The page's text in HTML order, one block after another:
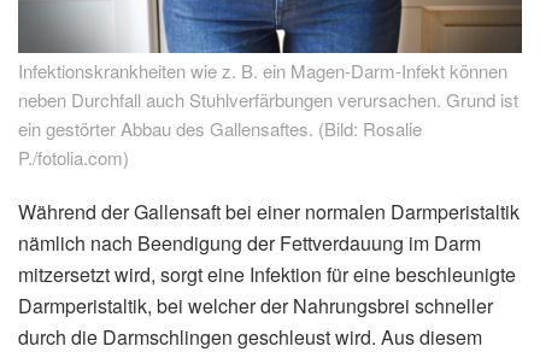
Infektionskrankheiten wie z. B. ein Magen-Darm-Infekt können
neben Durchfall auch Stuhlverfärbungen verursachen. Grund ist
ein gestörter Abbau des Gallensaftes. (Bild: Rosalie
P./fotolia.com)
Während der Gallensaft bei einer normalen Darmperistaltik
nämlich nach Beendigung der Fettverdauung im Darm
mitzersetzt wird, sorgt eine Infektion für eine beschleunigte
Darmperistaltik, bei welcher der Nahrungsbrei schneller
durch die Darmschlingen geschleust wird. Aus diesem